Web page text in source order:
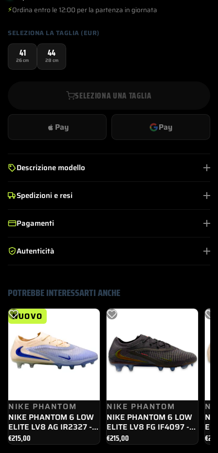
€269,00.
€185,00.
⚡Ordina entro le 12:00 per la partenza in giornata
SELEZIONA LA TAGLIA (EUR)
41
26 cm
44
28 cm
SELEZIONA UNA TAGLIA
Pay Pay
Descrizione modello
Spedizioni e resi
Pagamenti
Autenticità
POTREBBE INTERESSARTI ANCHE
NUOVO
NIKE PHANTOM
NIKE PHANTOM 6 LOW
ELITE LV8 AG IR2327 -
008
€215,00
NIKE PHANTOM
NIKE PHANTOM 6 LOW
ELITE LV8 FG IF4097 -
288
€215,00 €